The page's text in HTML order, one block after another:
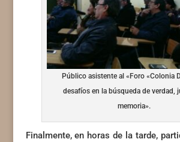
Público asistente al «Foro «Colonia
desafíos en la búsqueda de verdad,
memoria».
Finalmente, en horas de la tarde,